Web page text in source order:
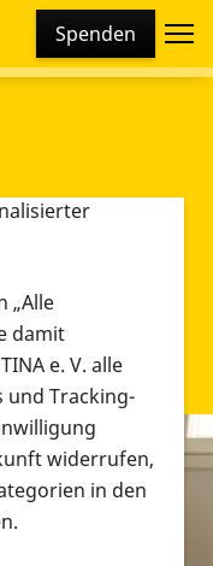
Spenden
Cookies und
Cookies und
„Alle
damit
e. V. alle
und Tracking-
widerrufen,
in den